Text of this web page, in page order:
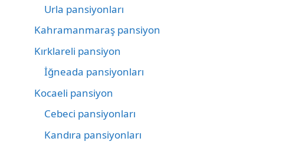
Urla pansiyonları
Kahramanmaraş pansiyon
Kırklareli pansiyon
İğneada pansiyonları
Kocaeli pansiyon
Cebeci pansiyonları
Kandıra pansiyonları